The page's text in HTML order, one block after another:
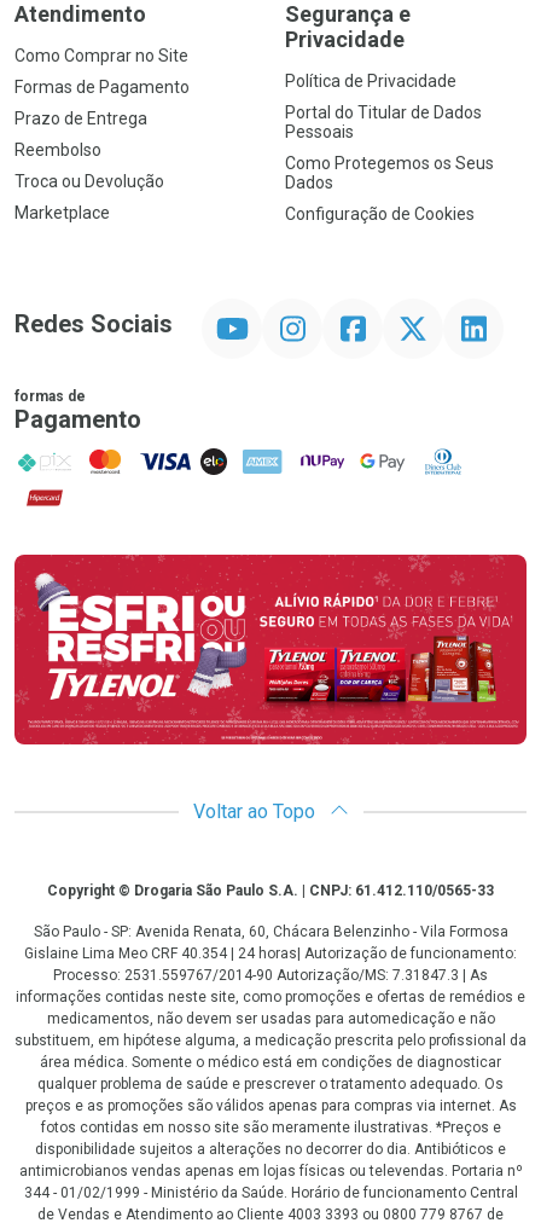
Atendimento
Como Comprar no Site
Formas de Pagamento
Prazo de Entrega
Reembolso
Troca ou Devolução
Marketplace
Segurança e
Privacidade
Política de Privacidade
Portal do Titular de Dados
Pessoais
Como Protegemos os Seus
Dados
Configuração de Cookies
Redes Sociais InstagramFacebookTwitter Linkedin
formas de
Pagamento
PIX MasterCard
VISA ELO AMEX NuPay Google PayDiners Club
Hipercard
Promoção em Destaque
Voltar ao Topo
CopyrightCopyright © Drogaria São Paulo S.A. | CNPJ: 61.412.110/0565-33
São Paulo - SP: Avenida Renata, 60, Chácara Belenzinho - Vila Formosa
Gislaine Lima Meo CRF 40.354 | 24 horas| Autorização de funcionamento:
Processo: 2531.559767/2014-90 Autorização/MS: 7.31847.3 | As
informações contidas neste site, como promoções e ofertas de remédios e
medicamentos, não devem ser usadas para automedicação e não
substituem, em hipótese alguma, a medicação prescrita pelo profissional da
área médica. Somente o médico está em condições de diagnosticar
qualquer problema de saúde e prescrever o tratamento adequado. Os
preços e as promoções são válidos apenas para compras via internet. As
fotos contidas em nosso site são meramente ilustrativas. *Preços e
disponibilidade sujeitos a alterações no decorrer do dia. Antibióticos e
antimicrobianos vendas apenas em lojas físicas ou televendas. Portaria nº
344 - 01/02/1999 - Ministério da Saúde. Horário de funcionamento Central
de Vendas e Atendimento ao Cliente 4003 3393 ou 0800 779 8767 de